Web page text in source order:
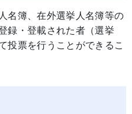
名簿、在外選挙人名簿等の
録・登載された者（選挙
投票を行うことができるこ